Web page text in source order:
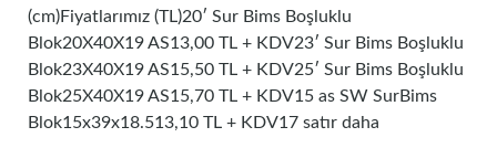
(cm)Fiyatlarımız (TL)20′ Sur Bims Boşluklu
Blok20X40X19 AS13,00 TL + KDV23′ Sur Bims Boşluklu
Blok23X40X19 AS15,50 TL + KDV25′ Sur Bims Boşluklu
Blok25X40X19 AS15,70 TL + KDV15 as SW SurBims
Blok15x39x18.513,10 TL + KDV17 satır daha